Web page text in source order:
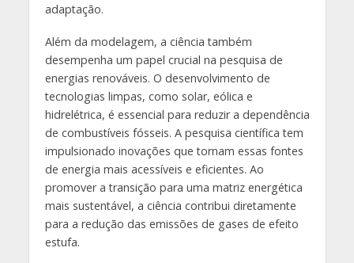
adaptação.
Além da modelagem, a ciência também
desempenha um papel crucial na pesquisa de
energias renováveis. O desenvolvimento de
tecnologias limpas, como solar, eólica e
hidrelétrica, é essencial para reduzir a dependência
de combustíveis fósseis. A pesquisa científica tem
impulsionado inovações que tornam essas fontes
de energia mais acessíveis e eficientes. Ao
promover a transição para uma matriz energética
mais sustentável, a ciência contribui diretamente
para a redução das emissões de gases de efeito
estufa.